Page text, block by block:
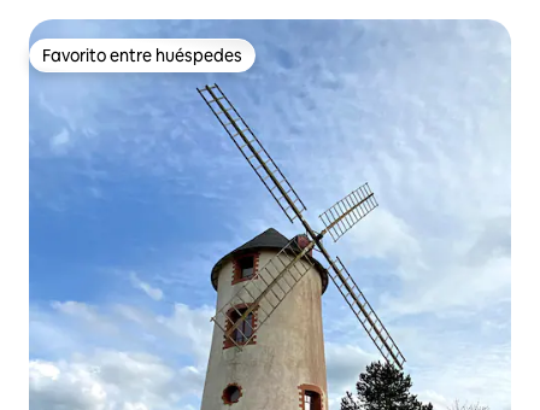
Favorito entre huéspedes
Favorito entre huéspedes